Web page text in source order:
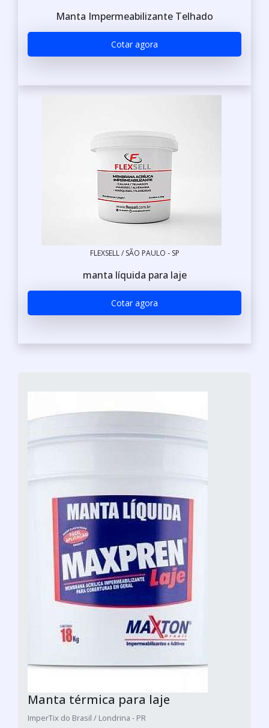
Manta Impermeabilizante Telhado
Cotar agora
FLEXSELL / SÃO PAULO - SP
manta líquida para laje
Cotar agora
Manta térmica para laje
ImperTix do Brasil / Londrina - PR